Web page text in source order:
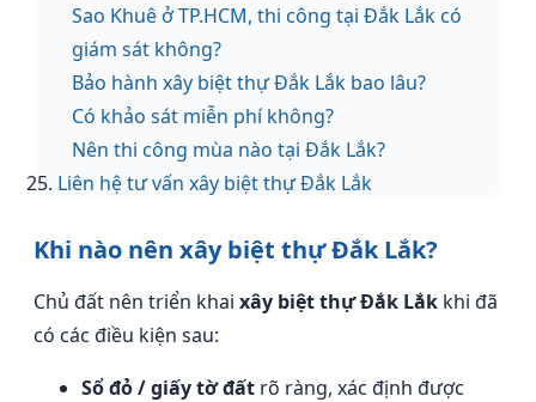
Sao Khuê ở TP.HCM, thi công tại Đắk Lắk có
giám sát không?
Bảo hành xây biệt thự Đắk Lắk bao lâu?
Có khảo sát miễn phí không?
Nên thi công mùa nào tại Đắk Lắk?
Liên hệ tư vấn xây biệt thự Đắk Lắk
Khi nào nên xây biệt thự Đắk Lắk?
Chủ đất nên triển khai xây biệt thự Đắk Lắk khi đã
có các điều kiện sau:
Sổ đỏ / giấy tờ đất rõ ràng, xác định được